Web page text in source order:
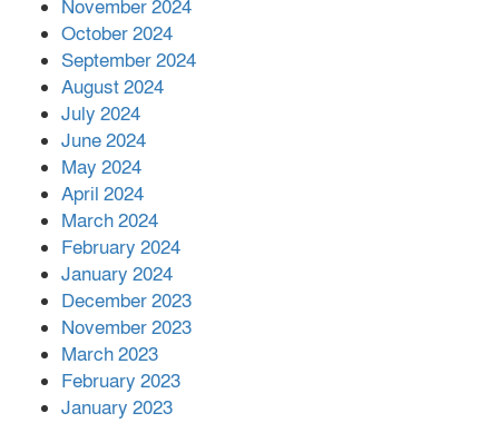
সহায়তা দিলেন সাচিং প্রু জেরী
November 2024
October 2024
September 2024
August 2024
July 2024
June 2024
May 2024
April 2024
March 2024
February 2024
January 2024
December 2023
November 2023
March 2023
February 2023
January 2023